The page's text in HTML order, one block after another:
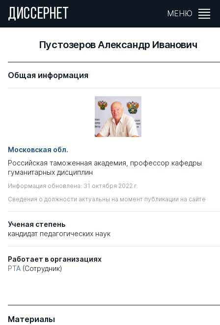
ДИССЕРНЕТ МЕНЮ
Пустозеров Александр Иванович
Общая информация
Московская обл.
Российская таможенная академия, профессор кафедры
гуманитарных дисциплин
Информация обновлена: 31 октября 2022 г.
Сведения о должности актуальны на момент публикации на сайте
Ученая степень
кандидат педагогических наук
Работает в организациях
РТА (Сотрудник)
Материалы